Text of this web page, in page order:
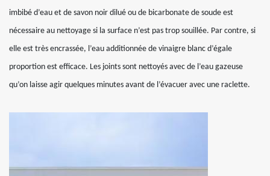
imbibé d’eau et de savon noir dilué ou de bicarbonate de soude est
nécessaire au nettoyage si la surface n’est pas trop souillée. Par contre, si
elle est très encrassée, l’eau additionnée de vinaigre blanc d’égale
proportion est efficace. Les joints sont nettoyés avec de l’eau gazeuse
qu’on laisse agir quelques minutes avant de l’évacuer avec une raclette.